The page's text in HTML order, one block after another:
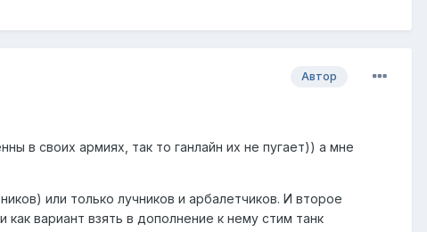
Автор
в своих армиях, так то ганлайн их не пугает)) а мне
или только лучников и арбалетчиков. И второе
вариант взять в дополнение к нему стим танк